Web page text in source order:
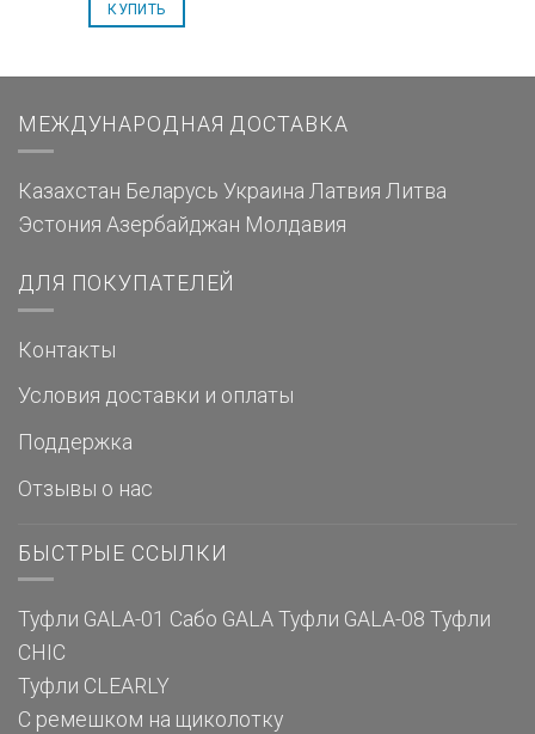
КУПИТЬ
МЕЖДУНАРОДНАЯ ДОСТАВКА
Казахстан Беларусь Украина Латвия Литва
Эстония Азербайджан Молдавия
ДЛЯ ПОКУПАТЕЛЕЙ
Контакты
Условия доставки и оплаты
Поддержка
Отзывы о нас
БЫСТРЫЕ ССЫЛКИ
Туфли GALA-01 Сабо GALA Туфли GALA-08 Туфли
CHIC
Туфли CLEARLY
С ремешком на щиколотку